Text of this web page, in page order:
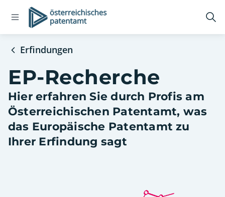
Open
navigation
Logo
Erfindungen
EP-Recherche
Hier erfahren Sie durch Profis am
Österreichischen Patentamt, was
das Europäische Patentamt zu
Ihrer Erfindung sagt